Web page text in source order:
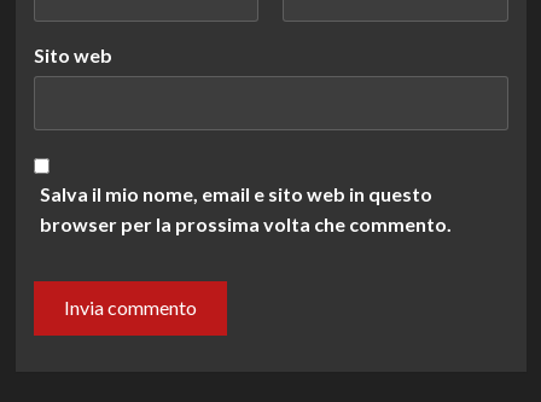
Sito web
Salva il mio nome, email e sito web in questo
browser per la prossima volta che commento.